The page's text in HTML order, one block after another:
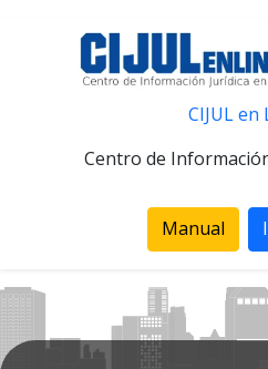
CIJUL en
Centro de
Manual